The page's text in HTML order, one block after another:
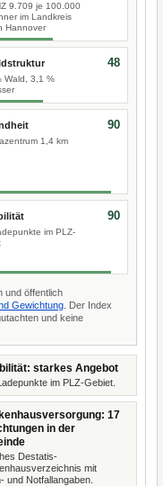
9.709 je 100.000
im Landkreis
Hannover
Wald, 3,1 %
48
1,4 km
90
im PLZ-
90
und öffentlich
Gewichtung . Der Index
und keine
starkes Angebot
im PLZ-Gebiet.
17
in der
Destatis-
mit
und Notfallangaben.